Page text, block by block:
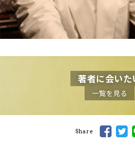
著者に会いた
一覧を見る
Share